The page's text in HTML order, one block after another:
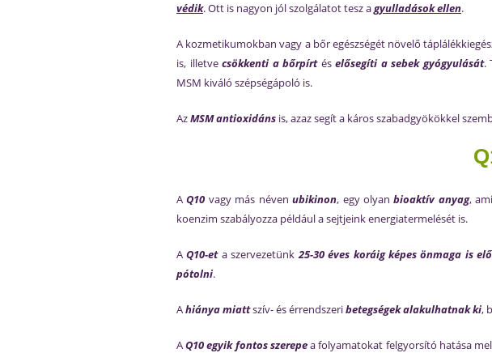
védik. Ott is nagyon jól szolgálatot tesz agyulladások ellen.
A kozmetikumokban vagy a bőr egészségét növelő
is, illetvecsökkenti a bőrpírtéselősegíti a sebek gyógyulását.
MSM kiváló szépségápoló is.
AzMSMantioxidáns is, azaz segít a káros szabadgyökökkel
AQ10 vagy más névenubikinon, egy olyanbioaktív anyag,
koenzim szabályozza például a sejtjeink energiatermelését is.
AQ10-eta szervezetünk25-30 éves koráig képes önmaga is
pótolni.
Ahiányamiattszív- és érrendszeribetegségek alakulhatnakki,
AQ10 egyik fontos szerepea folyamatokat felgyorsító hatása